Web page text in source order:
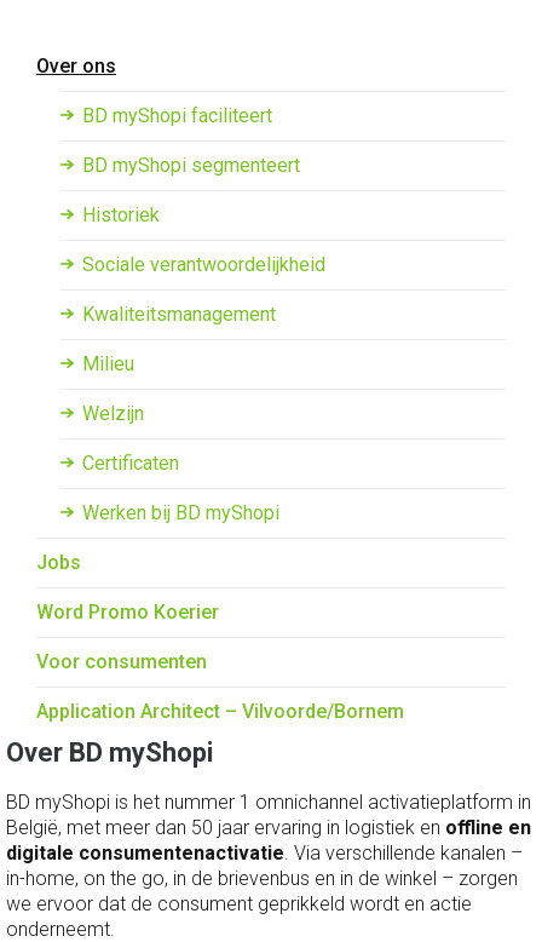
Over ons
BD myShopi faciliteert
BD myShopi segmenteert
Historiek
Sociale verantwoordelijkheid
Kwaliteitsmanagement
Milieu
Welzijn
Certificaten
Werken bij BD myShopi
Jobs
Word Promo Koerier
Voor consumenten
Application Architect – Vilvoorde/Bornem
Over BD myShopi
BD myShopi is het nummer 1 omnichannel activatieplatform in
België, met meer dan 50 jaar ervaring in logistiek en offline en
digitale consumentenactivatie. Via verschillende kanalen –
in-home, on the go, in de brievenbus en in de winkel – zorgen
we ervoor dat de consument geprikkeld wordt en actie
onderneemt.